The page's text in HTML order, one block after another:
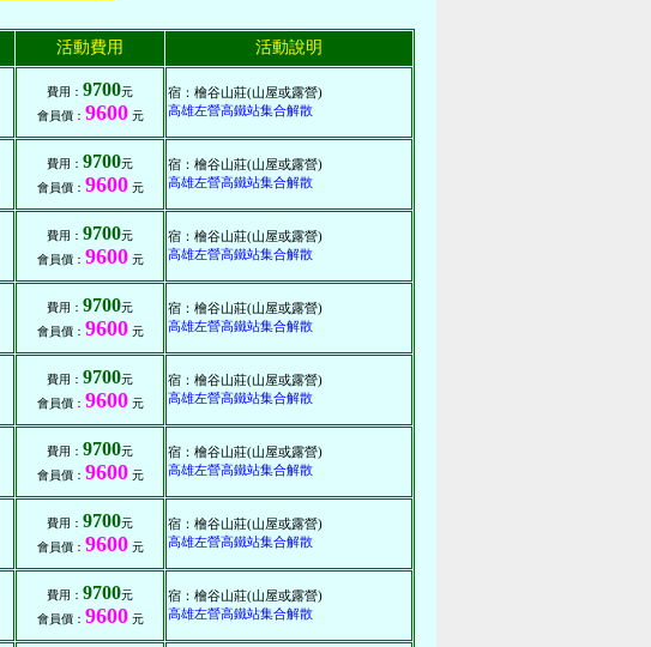
活動費用 活動說明
費用： 9700元
會員價： 9600元
宿：檜谷山莊(山屋或露營)
高雄左營高鐵站集合解散
費用： 9700元
會員價： 9600元
宿：檜谷山莊(山屋或露營)
高雄左營高鐵站集合解散
費用： 9700元
會員價： 9600元
宿：檜谷山莊(山屋或露營)
高雄左營高鐵站集合解散
費用： 9700元
會員價： 9600元
宿：檜谷山莊(山屋或露營)
高雄左營高鐵站集合解散
費用： 9700元
會員價： 9600元
宿：檜谷山莊(山屋或露營)
高雄左營高鐵站集合解散
費用： 9700元
會員價： 9600元
宿：檜谷山莊(山屋或露營)
高雄左營高鐵站集合解散
費用： 9700元
會員價： 9600元
宿：檜谷山莊(山屋或露營)
高雄左營高鐵站集合解散
費用： 9700元
會員價： 9600元
宿：檜谷山莊(山屋或露營)
高雄左營高鐵站集合解散